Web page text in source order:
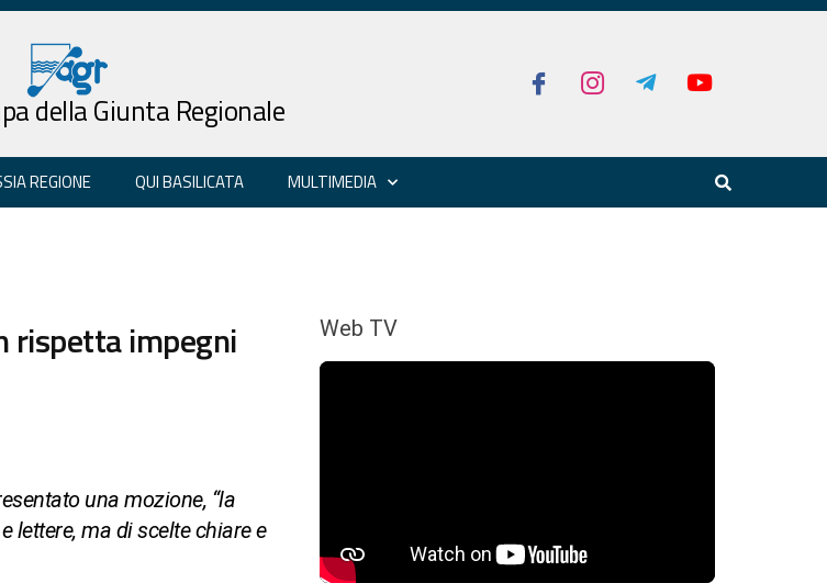
della Giunta Regionale
REGIONE QUI BASILICATA MULTIMEDIA
rispetta impegni
una mozione, “la
lettere, ma di scelte chiare e
Web TV